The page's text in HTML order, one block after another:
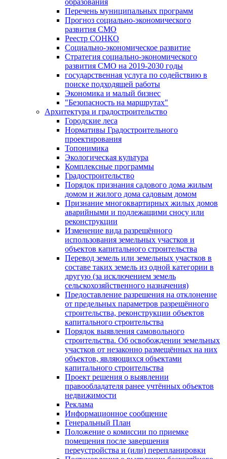
образования
Перечень муниципальных программ
Прогноз социально-экономического
развития СМО
Реестр СОНКО
Социально-экономическое развитие
Стратегия социально-экономического
развития СМО на 2019-2030 годы
государственная услуга по содействию в
поиске подходящей работы
Экономика и малый бизнес
"Безопасность на маршрутах"
Архитектура и градостроительство
Городские леса
Нормативы Градостроительного
проектирования
Топонимика
Экологическая культура
Комплексные программы
Градостроительство
Порядок признания садового дома жилым
домом и жилого дома садовым домом
Признание многоквартирных жилых домов
аварийными и подлежащими сносу или
реконструкции
Изменение вида разрешённого
использования земельных участков и
объектов капитального строительства
Перевод земель или земельных участков в
составе таких земель из одной категории в
другую (за исключением земель
сельскохозяйственного назначения)
Предоставление разрешения на отклонение
от предельных параметров разрешённого
строительства, реконструкции объектов
капитального строительства
Порядок выявления самовольного
строительства. Об освобождении земельных
участков от незаконно размещённых на них
объектов, являющихся объектами
капитального строительства
Проект решения о выявлении
правообладателя ранее учтённых объектов
недвижимости
Реклама
Информационное сообщение
Генеральный План
Положение о комиссии по приемке
помещения после завершения
переустройства и (или) перепланировки